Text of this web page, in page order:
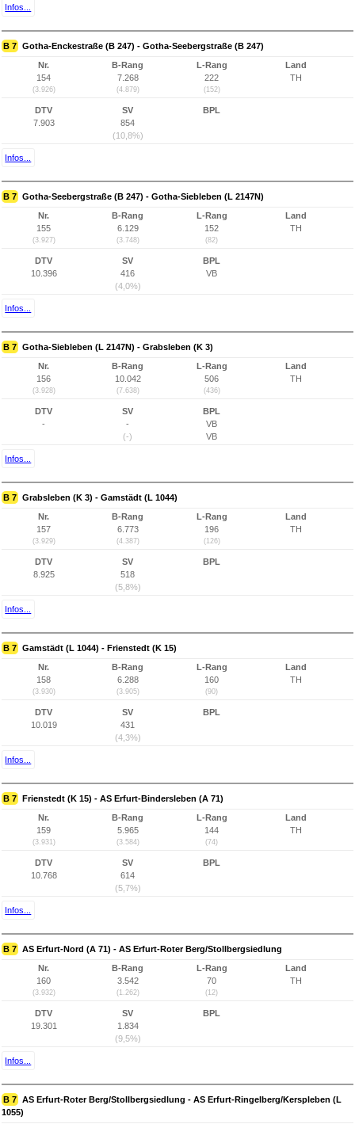
Infos...
B 7 Gotha-Enckestraße (B 247) - Gotha-Seebergstraße (B 247)
Nr.
154
(3.926)
B-Rang
7.268
(4.879)
L-Rang
222
(152)
Land
TH
DTV
7.903
SV
854
(10,8%)
BPL
Infos...
B 7 Gotha-Seebergstraße (B 247) - Gotha-Siebleben (L 2147N)
Nr.
155
(3.927)
B-Rang
6.129
(3.748)
L-Rang
152
(82)
Land
TH
DTV
10.396
SV
416
(4,0%)
BPL
VB
Infos...
B 7 Gotha-Siebleben (L 2147N) - Grabsleben (K 3)
Nr.
156
(3.928)
B-Rang
10.042
(7.638)
L-Rang
506
(436)
Land
TH
DTV
-
SV
-
(-)
BPL
VB
VB
Infos...
B 7 Grabsleben (K 3) - Gamstädt (L 1044)
Nr.
157
(3.929)
B-Rang
6.773
(4.387)
L-Rang
196
(126)
Land
TH
DTV
8.925
SV
518
(5,8%)
BPL
Infos...
B 7 Gamstädt (L 1044) - Frienstedt (K 15)
Nr.
158
(3.930)
B-Rang
6.288
(3.905)
L-Rang
160
(90)
Land
TH
DTV
10.019
SV
431
(4,3%)
BPL
Infos...
B 7 Frienstedt (K 15) - AS Erfurt-Bindersleben (A 71)
Nr.
159
(3.931)
B-Rang
5.965
(3.584)
L-Rang
144
(74)
Land
TH
DTV
10.768
SV
614
(5,7%)
BPL
Infos...
B 7 AS Erfurt-Nord (A 71) - AS Erfurt-Roter Berg/Stollbergsiedlung
Nr.
160
(3.932)
B-Rang
3.542
(1.262)
L-Rang
70
(12)
Land
TH
DTV
19.301
SV
1.834
(9,5%)
BPL
Infos...
B 7 AS Erfurt-Roter Berg/Stollbergsiedlung - AS Erfurt-Ringelberg/Kerspleben (L
1055)